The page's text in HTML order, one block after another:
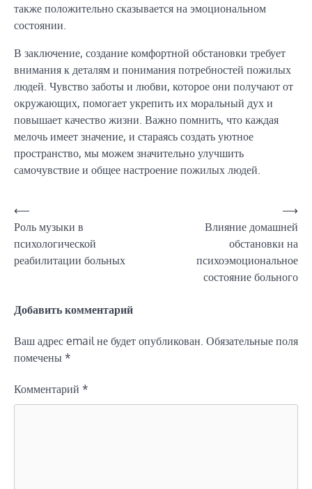
также положительно сказывается на эмоциональном
состоянии.
В заключение, создание комфортной обстановки требует
внимания к деталям и понимания потребностей пожилых
людей. Чувство заботы и любви, которое они получают от
окружающих, помогает укрепить их моральный дух и
повышает качество жизни. Важно помнить, что каждая
мелочь имеет значение, и стараясь создать уютное
пространство, мы можем значительно улучшить
самочувствие и общее настроение пожилых людей.
Навигация
по
записям
⟵
Роль музыки в
психологической
реабилитации больных
Влияние домашней
обстановки на
психоэмоциональное
состояние больного
⟶
Добавить комментарий
Ваш адрес email не будет опубликован. Обязательные поля
помечены *
Комментарий *